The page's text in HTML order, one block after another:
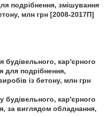
подрібнення, змішування
млн грн [2008-2017П]
кар'єрного
для подрібнення,
із бетону, млн грн
будівельного, кар'єрного
за виглядом обладнання,